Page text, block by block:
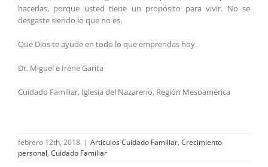
hacerlas, porque usted tiene un propósito para vivir. No se
desgaste siendo lo que no es.
Que Dios te ayude en todo lo que emprendas hoy.
Dr. Miguel e Irene Garita
Cuidado Familiar, Iglesia del Nazareno, Región Mesoamérica
febrero 12th, 2018 | Articulos Cuidado Familiar, Crecimiento
personal, Cuidado Familiar